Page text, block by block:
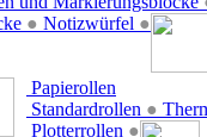
● Notizwürfel ●
Papierollen
Standardrollen ●
Plotterrollen ●